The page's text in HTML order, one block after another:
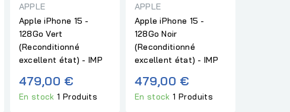
APPLE
Apple iPhone 15 -
128Go Vert
(Reconditionné
excellent état) - IMP
479,00 €
En stock1 Produits
APPLE
Apple iPhone 15 -
128Go Noir
(Reconditionné
excellent état) - IMP
479,00 €
En stock1 Produits